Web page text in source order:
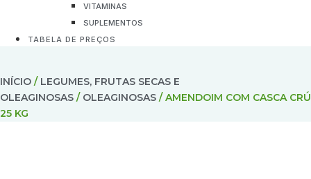
VITAMINAS
SUPLEMENTOS
TABELA DE PREÇOS
INÍCIO / LEGUMES, FRUTAS SECAS E
OLEAGINOSAS / OLEAGINOSAS / AMENDOIM COM CASCA CRÚ
25 KG